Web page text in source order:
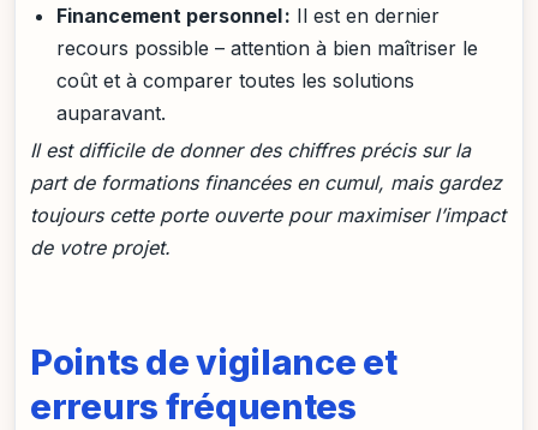
Financement personnel : Il est en dernier
recours possible – attention à bien maîtriser le
coût et à comparer toutes les solutions
auparavant.
Il est difficile de donner des chiffres précis sur la
part de formations financées en cumul, mais gardez
toujours cette porte ouverte pour maximiser l’impact
de votre projet.
Points de vigilance et
erreurs fréquentes